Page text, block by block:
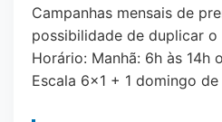
Campanhas mensais de
possibilidade de duplicar o
Horário: Manhã: 6h às 14h
Escala 6x1 + 1 domingo